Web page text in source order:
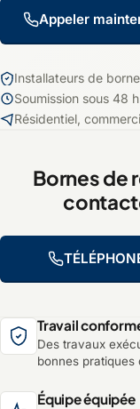
Appeler
Installateurs de
Soumission sous 48 h
Résidentiel,
Bornes de
Travail
Des travaux
bonnes pratiques
Équipe équipée